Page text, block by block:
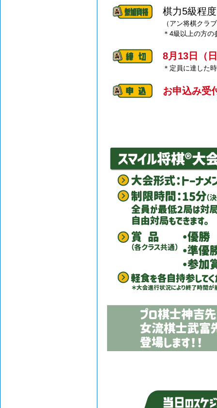
棋力5級程
（アン将棋クラ
＊4級以上の方
8月13日（
＊定員に達した
お申込み受